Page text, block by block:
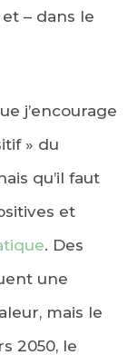
– dans le
j’encourage
» du
qu’il faut
et
. Des
une
mais le
2050, le